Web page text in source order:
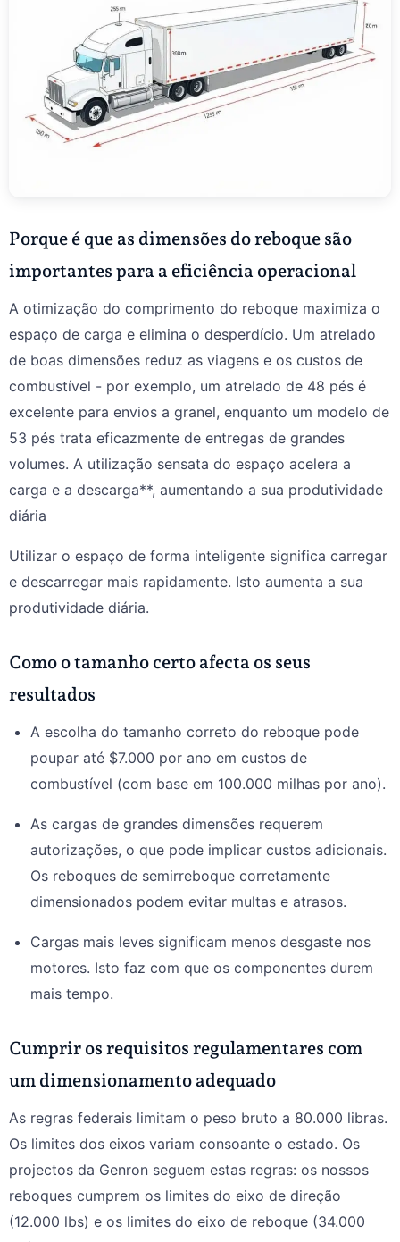
Porque é que as dimensões do reboque são
importantes para a eficiência operacional
A otimização do comprimento do reboque maximiza o
espaço de carga e elimina o desperdício. Um atrelado
de boas dimensões reduz as viagens e os custos de
combustível - por exemplo, um atrelado de 48 pés é
excelente para envios a granel, enquanto um modelo de
53 pés trata eficazmente de entregas de grandes
volumes. A utilização sensata do espaço acelera a
carga e a descarga**, aumentando a sua produtividade
diária
Utilizar o espaço de forma inteligente significa carregar
e descarregar mais rapidamente. Isto aumenta a sua
produtividade diária.
Como o tamanho certo afecta os seus
resultados
A escolha do tamanho correto do reboque pode
poupar até $7.000 por ano em custos de
combustível (com base em 100.000 milhas por ano).
As cargas de grandes dimensões requerem
autorizações, o que pode implicar custos adicionais.
Os reboques de semirreboque corretamente
dimensionados podem evitar multas e atrasos.
Cargas mais leves significam menos desgaste nos
motores. Isto faz com que os componentes durem
mais tempo.
Cumprir os requisitos regulamentares com
um dimensionamento adequado
As regras federais limitam o peso bruto a 80.000 libras.
Os limites dos eixos variam consoante o estado. Os
projectos da Genron seguem estas regras: os nossos
reboques cumprem os limites do eixo de direção
(12.000 lbs) e os limites do eixo de reboque (34.000